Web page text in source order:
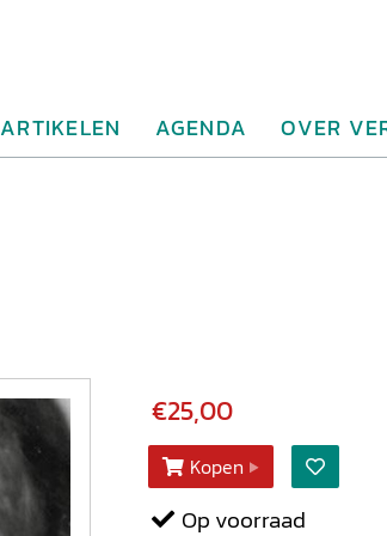
ARTIKELEN AGENDA OVER
€25,00
Kopen
Op voorraad